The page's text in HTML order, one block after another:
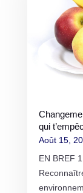
qui
Août 15,
EN BREF